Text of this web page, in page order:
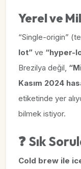
Yerel ve
“Single-origin”
lot” ve “hyper-
Brezilya değil,
Kasım 2024
etiketinde yer
bilmek istiyor.
❓ Sık
Cold brew ile